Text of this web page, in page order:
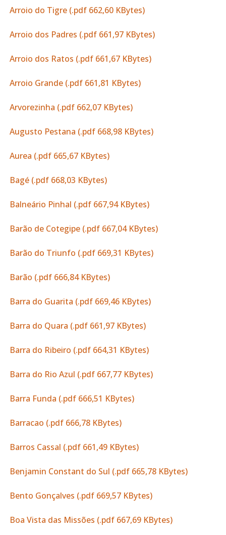
Arroio do Tigre (.pdf 662,60 KBytes)
Arroio dos Padres (.pdf 661,97 KBytes)
Arroio dos Ratos (.pdf 661,67 KBytes)
Arroio Grande (.pdf 661,81 KBytes)
Arvorezinha (.pdf 662,07 KBytes)
Augusto Pestana (.pdf 668,98 KBytes)
Aurea (.pdf 665,67 KBytes)
Bagé (.pdf 668,03 KBytes)
Balneário Pinhal (.pdf 667,94 KBytes)
Barão de Cotegipe (.pdf 667,04 KBytes)
Barão do Triunfo (.pdf 669,31 KBytes)
Barão (.pdf 666,84 KBytes)
Barra do Guarita (.pdf 669,46 KBytes)
Barra do Quara (.pdf 661,97 KBytes)
Barra do Ribeiro (.pdf 664,31 KBytes)
Barra do Rio Azul (.pdf 667,77 KBytes)
Barra Funda (.pdf 666,51 KBytes)
Barracao (.pdf 666,78 KBytes)
Barros Cassal (.pdf 661,49 KBytes)
Benjamin Constant do Sul (.pdf 665,78 KBytes)
Bento Gonçalves (.pdf 669,57 KBytes)
Boa Vista das Missões (.pdf 667,69 KBytes)